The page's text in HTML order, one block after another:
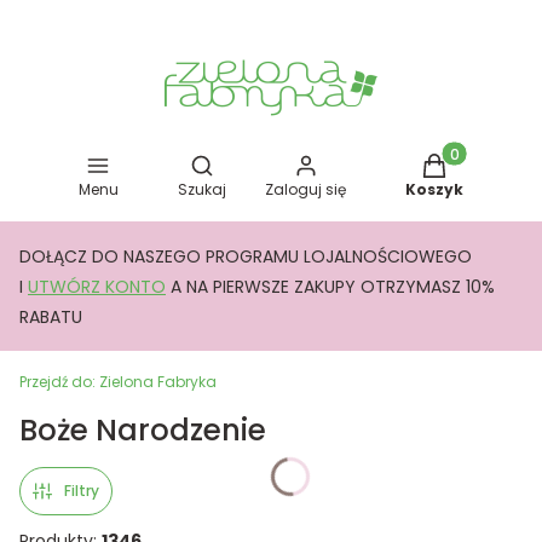
Menu
Otwórz wyszukiwarkę
Szukaj Zaloguj się
Produkty w
Koszyk
DOŁĄCZ DO NASZEGO PROGRAMU LOJALNOŚCIOWEGO
I UTWÓRZ KONTO A NA PIERWSZE ZAKUPY OTRZYMASZ 10%
RABATU
Przejdź do: Zielona Fabryka
Boże Narodzenie
Filtry